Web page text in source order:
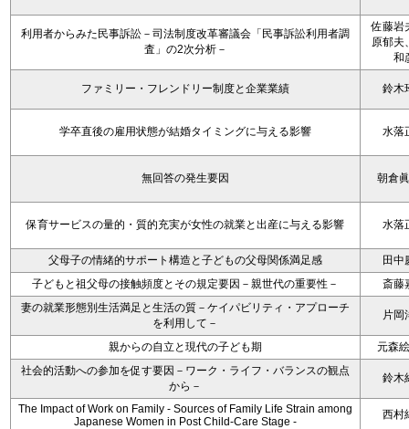
利用者からみた民事訴訟－司法制度改革審議会「民事訴訟利用者調
査」の2次分析－
佐藤岩
原郁夫
和
ファミリー・フレンドリー制度と企業業績 鈴木
学卒直後の雇用状態が結婚タイミングに与える影響 水落
無回答の発生要因 朝倉
保育サービスの量的・質的充実が女性の就業と出産に与える影響 水落
父母子の情緒的サポート構造と子どもの父母関係満足感
田中
子どもと祖父母の接触頻度とその規定要因－親世代の重要性－
斎藤
妻の就業形態別生活満足と生活の質－ケイパビリティ・アプローチ
を利用して－
片岡
親からの自立と現代の子ども期
元森
社会的活動への参加を促す要因－ワーク・ライフ・バランスの観点
から－
鈴木
The Impact of Work on Family - Sources of Family Life Strain among
Japanese Women in Post Child-Care Stage -
西村